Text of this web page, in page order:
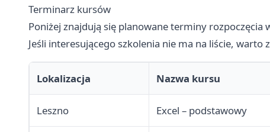
Terminarz kursów
Poniżej znajdują się planowane terminy
Jeśli interesującego szkolenia nie ma na liście,
Lokalizacja Nazwa kursu
Leszno Excel – podstawowy